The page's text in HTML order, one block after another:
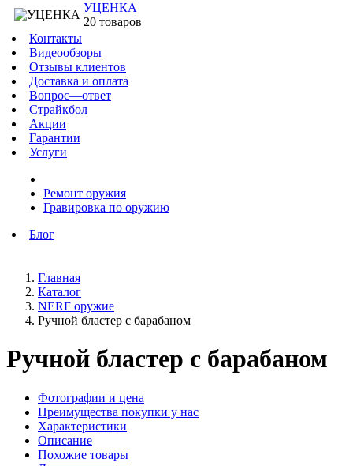
УЦЕНКА
20 товаров
Контакты
Видеообзоры
Отзывы клиентов
Доставка и оплата
Вопрос—ответ
Страйкбол
Акции
Гарантии
Услуги
Ремонт оружия
Гравировка по оружию
Блог
Главная
Каталог
NERF оружие
Ручной бластер с барабаном
Ручной бластер с барабаном
Фотографии и цена
Преимущества покупки у нас
Характеристики
Описание
Похожие товары